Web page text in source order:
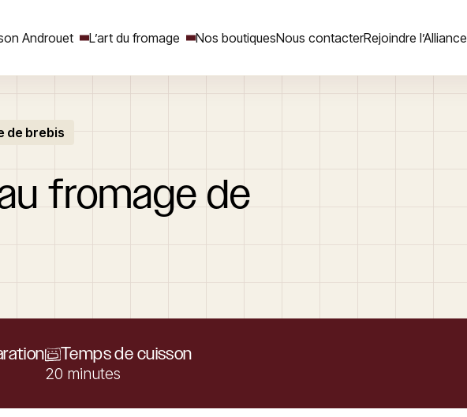
Androuet L’art du fromage Nos boutiquesNous contacterRejoindre l’Alliance
de brebis
fromage de
Temps de cuisson
20 minutes